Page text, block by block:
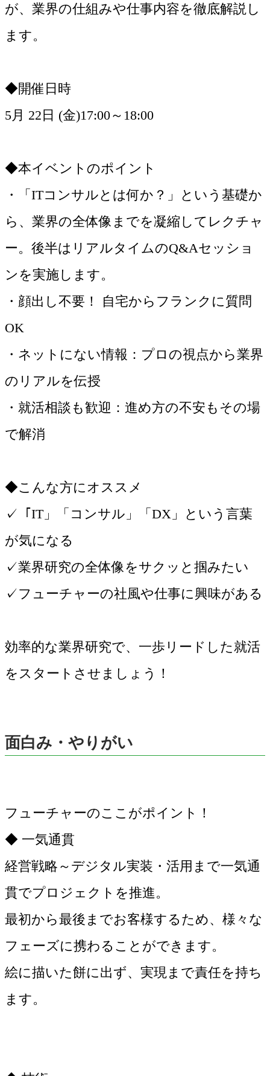
が、業界の仕組みや仕事内容を徹底解説し
ます。
◆開催日時
5月 22日 (金)17:00～18:00
◆本イベントのポイント
・「ITコンサルとは何か？」という基礎か
ら、業界の全体像までを凝縮してレクチャ
ー。後半はリアルタイムのQ&Aセッショ
ンを実施します。
・顔出し不要！ 自宅からフランクに質問
OK
・ネットにない情報：プロの視点から業界
のリアルを伝授
・就活相談も歓迎：進め方の不安もその場
で解消
◆こんな方にオススメ
✓「IT」「コンサル」「DX」という言葉
が気になる
✓業界研究の全体像をサクッと掴みたい
✓フューチャーの社風や仕事に興味がある
効率的な業界研究で、一歩リードした就活
をスタートさせましょう！
面白み・やりがい
フューチャーのここがポイント！
◆ 一気通貫
経営戦略～デジタル実装・活用まで一気通
貫でプロジェクトを推進。
最初から最後までお客様するため、様々な
フェーズに携わることができます。
絵に描いた餅に出ず、実現まで責任を持ち
ます。